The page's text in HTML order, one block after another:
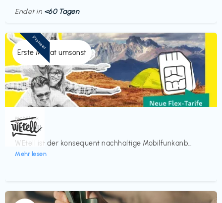
Endet in <60 Tagen
Erste Monat umsonst
Mobilfunk
WEtell
WEtell ist der konsequent nachhaltige Mobilfunkanb...
Mehr lesen
€‎
Pioneer